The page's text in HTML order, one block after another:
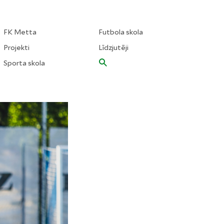
FK Metta
Projekti
Sporta skola
Futbola skola
Līdzjutēji